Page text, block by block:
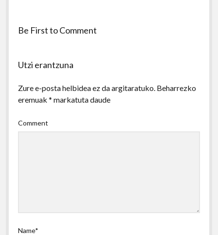
Be First to Comment
Utzi erantzuna
Zure e-posta helbidea ez da argitaratuko. Beharrezko
eremuak * markatuta daude
Comment
Name*